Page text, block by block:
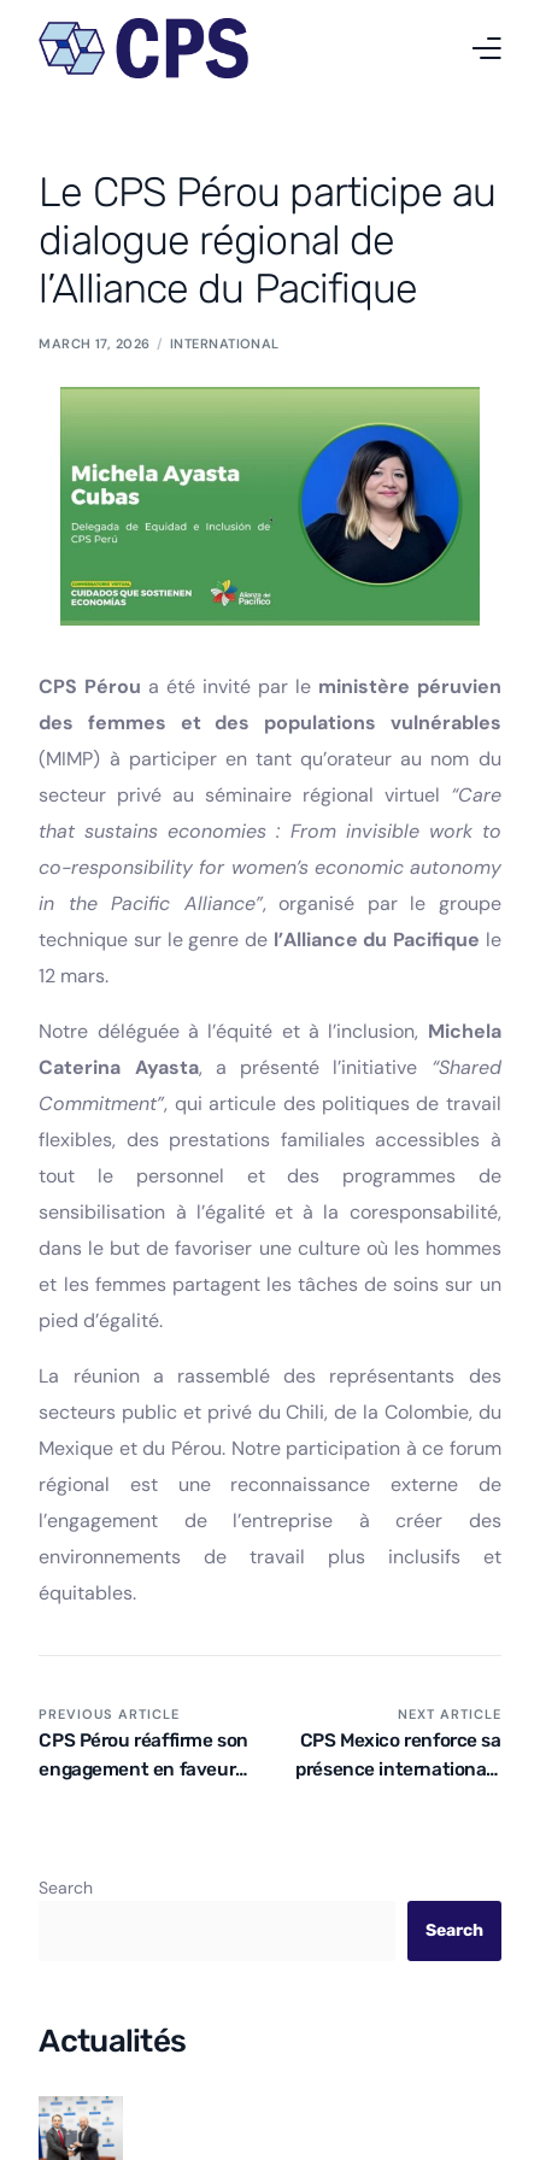
Le CPS Pérou participe au
dialogue régional de
l’Alliance du Pacifique
MARCH 17, 2026 INTERNATIONAL
CPS Pérou a été invité par le ministère péruvien
des femmes et des populations vulnérables
(MIMP) à participer en tant qu’orateur au nom du
secteur privé au séminaire régional virtuel “Care
that sustains economies : From invisible work to
co-responsibility for women’s economic autonomy
in the Pacific Alliance”, organisé par le groupe
technique sur le genre de l’Alliance du Pacifique le
12 mars.
Notre déléguée à l’équité et à l’inclusion, Michela
Caterina Ayasta, a présenté l’initiative “Shared
Commitment”, qui articule des politiques de travail
flexibles, des prestations familiales accessibles à
tout le personnel et des programmes de
sensibilisation à l’égalité et à la coresponsabilité,
dans le but de favoriser une culture où les hommes
et les femmes partagent les tâches de soins sur un
pied d’égalité.
La réunion a rassemblé des représentants des
secteurs public et privé du Chili, de la Colombie, du
Mexique et du Pérou. Notre participation à ce forum
régional est une reconnaissance externe de
l’engagement de l’entreprise à créer des
environnements de travail plus inclusifs et
équitables.
PREVIOUS ARTICLE
CPS Pérou réaffirme son
engagement en faveur
femme
NEXT ARTICLE
CPS Mexico renforce sa
présence internationale
Search
Search
Actualités
Nos activités
Projets
Travailler chez CPS
Français